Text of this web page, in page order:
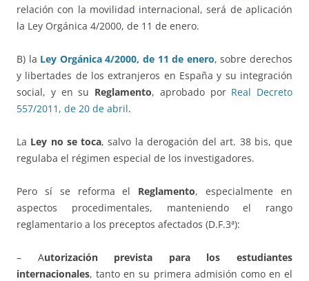
relación con la movilidad internacional, será de aplicación
la Ley Orgánica 4/2000, de 11 de enero.
B) la Ley Orgánica 4/2000, de 11 de enero, sobre derechos
y libertades de los extranjeros en España y su integración
social, y en su Reglamento, aprobado por Real Decreto
557/2011, de 20 de abril.
La Ley no se toca, salvo la derogación del art. 38 bis, que
regulaba el régimen especial de los investigadores.
Pero sí se reforma el Reglamento, especialmente en
aspectos procedimentales, manteniendo el rango
reglamentario a los preceptos afectados (D.F.3ª):
– Autorización prevista para los estudiantes
internacionales, tanto en su primera admisión como en el